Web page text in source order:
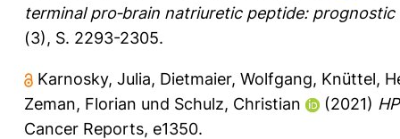
terminal pro‐brain natriuretic peptide:
(3), S. 2293-2305.
Karnosky, Julia, Dietmaier, Wolfgang, Knüttel,
Zeman, Florian und Schulz, Christian (2021)
Cancer Reports, e1350.